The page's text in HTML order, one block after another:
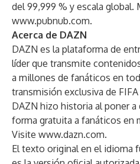
del 99,999 % y escala global.
www.pubnub.com.
Acerca de DAZN
DAZN es la plataforma de
líder que transmite
a millones de fanáticos en
transmisión exclusiva de
DAZN hizo historia al poner
forma gratuita a fanáticos en
Visite www.dazn.com.
El texto original en el idioma